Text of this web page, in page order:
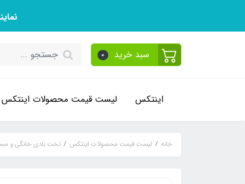
سبد خرید 0
اینتکس لیست قیمت محصولات اینتکس
خانه لیست قیمت محصولات اینتکس تخت بادی خانگی و